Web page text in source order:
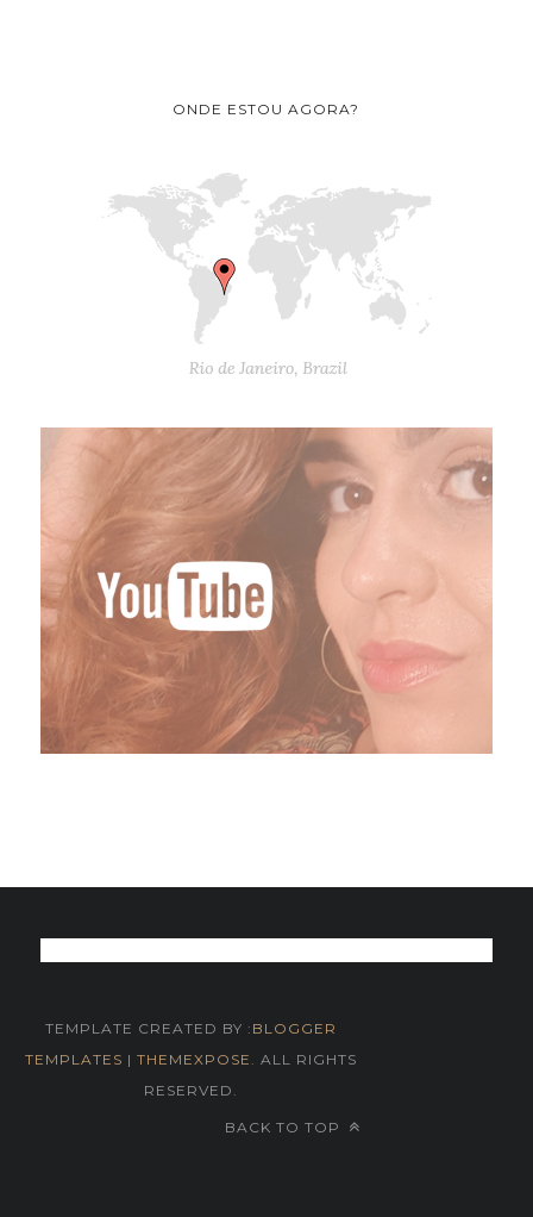
ONDE ESTOU AGORA?
TEMPLATE CREATED BY : BLOGGER
TEMPLATES | THEMEXPOSE . ALL RIGHTS
RESERVED.
BACK TO TOP